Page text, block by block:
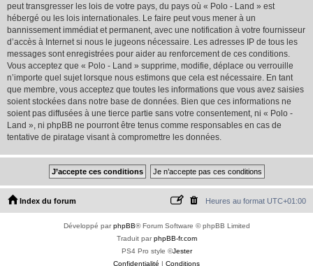
peut transgresser les lois de votre pays, du pays où « Polo - Land » est
hébergé ou les lois internationales. Le faire peut vous mener à un
bannissement immédiat et permanent, avec une notification à votre fournisseur
d’accès à Internet si nous le jugeons nécessaire. Les adresses IP de tous les
messages sont enregistrées pour aider au renforcement de ces conditions.
Vous acceptez que « Polo - Land » supprime, modifie, déplace ou verrouille
n’importe quel sujet lorsque nous estimons que cela est nécessaire. En tant
que membre, vous acceptez que toutes les informations que vous avez saisies
soient stockées dans notre base de données. Bien que ces informations ne
soient pas diffusées à une tierce partie sans votre consentement, ni « Polo -
Land », ni phpBB ne pourront être tenus comme responsables en cas de
tentative de piratage visant à compromettre les données.
Index du forum Heures au format UTC+01:00
Développé parphpBB® Forum Software © phpBB Limited
Traduit parphpBB-fr.com
PS4 Pro style ©Jester
Confidentialité | Conditions